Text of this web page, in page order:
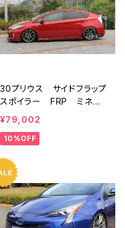
30プリウス サイドフラップ
スポイラー FRP ミネル
バVer.GT
¥79,002
10%OFF